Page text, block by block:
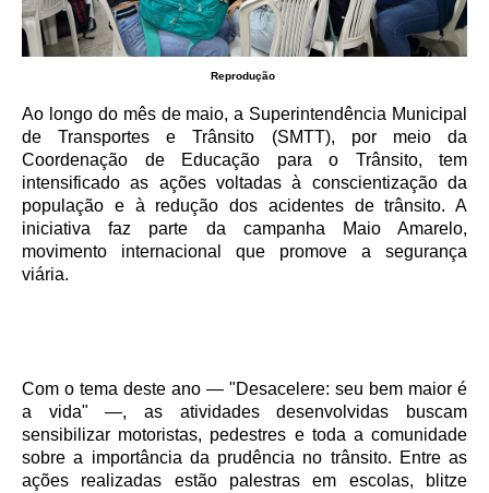
Reprodução
Ao longo do mês de maio, a Superintendência Municipal
de Transportes e Trânsito (SMTT), por meio da
Coordenação de Educação para o Trânsito, tem
intensificado as ações voltadas à conscientização da
população e à redução dos acidentes de trânsito. A
iniciativa faz parte da campanha Maio Amarelo,
movimento internacional que promove a segurança
viária.
Com o tema deste ano — "Desacelere: seu bem maior é
a vida" —, as atividades desenvolvidas buscam
sensibilizar motoristas, pedestres e toda a comunidade
sobre a importância da prudência no trânsito. Entre as
ações realizadas estão palestras em escolas, blitze